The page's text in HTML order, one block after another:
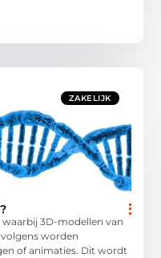
ZAKELIJK
3D-modellen van
worden
of animaties. Dit wordt